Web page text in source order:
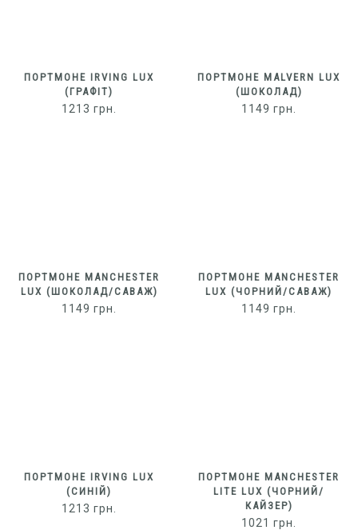
ПОРТМОНЕ IRVING LUX
(ГРАФІТ)
1213 грн.
ПОРТМОНЕ MALVERN LUX
(ШОКОЛАД)
1149 грн.
ПОРТМОНЕ MANCHESTER
LUX (ШОКОЛАД/САВАЖ)
1149 грн.
ПОРТМОНЕ MANCHESTER
LUX (ЧОРНИЙ/САВАЖ)
1149 грн.
ПОРТМОНЕ IRVING LUX
(СИНІЙ)
1213 грн.
ПОРТМОНЕ MANCHESTER
LITE LUX (ЧОРНИЙ/
КАЙЗЕР)
1021 грн.